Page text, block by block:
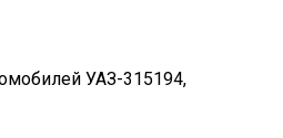
УАЗ-315194,